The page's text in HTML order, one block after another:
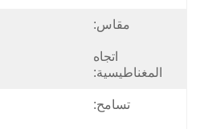
مقاس:
اتجاه
المغناطيسية:
تسامح: